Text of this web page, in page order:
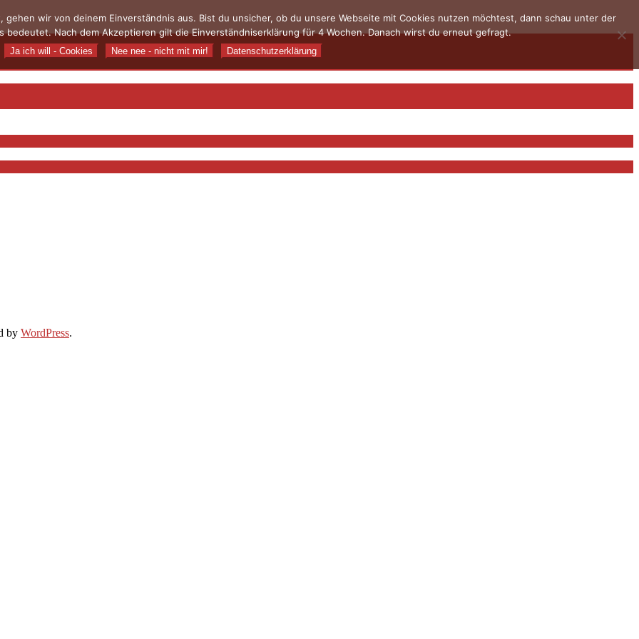
by WordPress.
wir von deinem Einverständnis aus. Bist du unsicher, ob du unsere Webseite mit Cookies nutzen möchtest, dann schau unter der
bedeutet. Nach dem Akzeptieren gilt die Einverständniserklärung für 4 Wochen. Danach wirst du erneut gefragt.
Ja ich will - Cookies Nee nee - nicht mit mir! Datenschutzerklärung